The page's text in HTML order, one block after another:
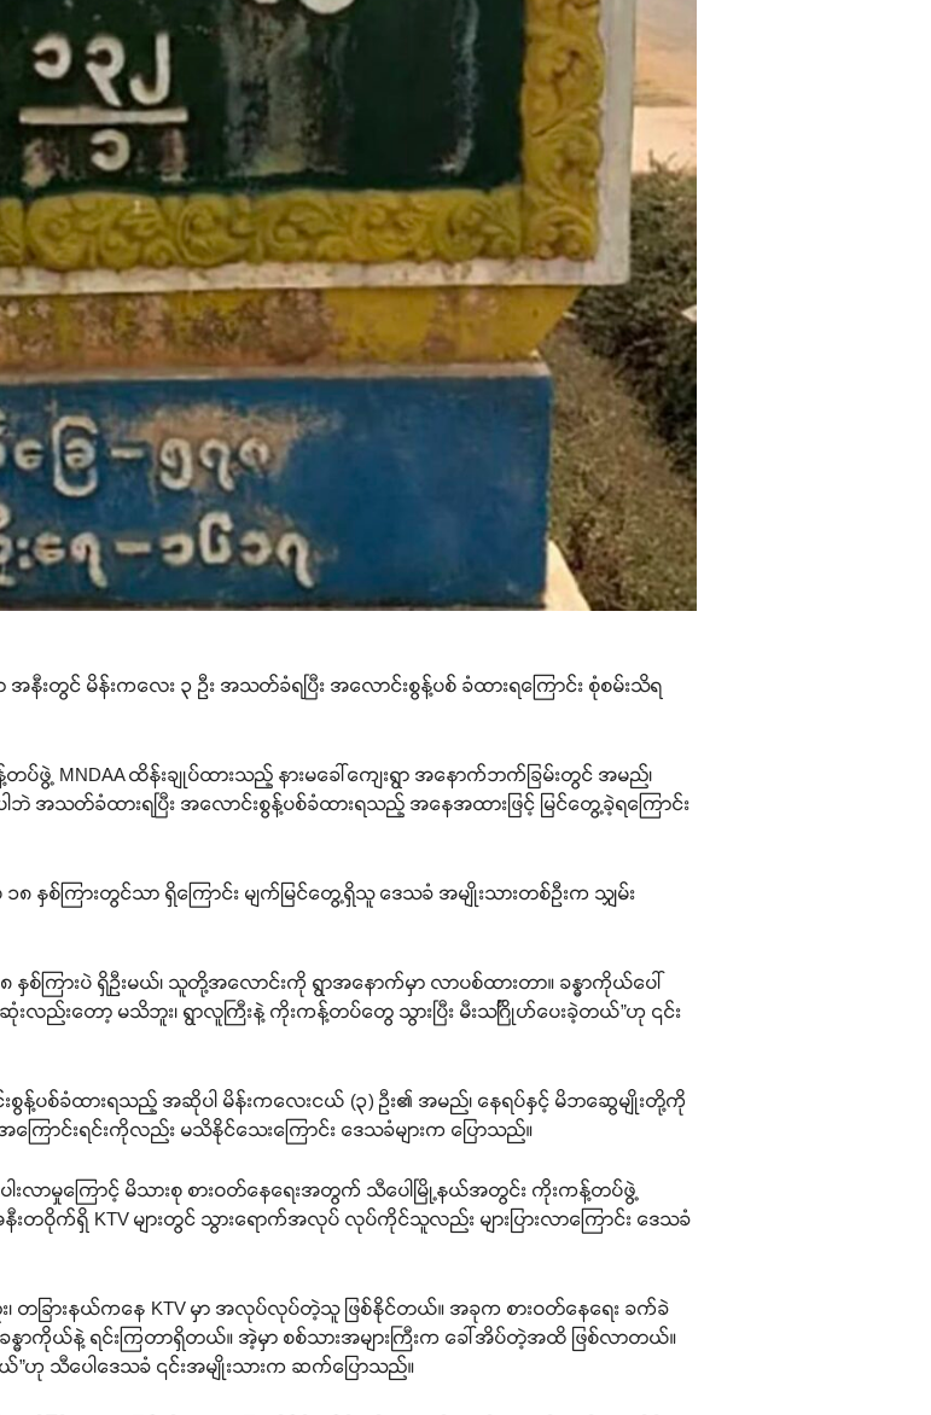
အနီးတွင် မိန်းကလေး ၃ ဦး အသတ်ခံရပြီး အလောင်းစွန့်ပစ် ခံထားရကြောင်း စုံစမ်းသိရ
ဖွဲ့ MNDAA ထိန်းချုပ်ထားသည့် နားမခေါ်ကျေးရွာ အနောက်ဘက်ခြမ်းတွင် အမည်၊
အသတ်ခံထားရပြီး အလောင်းစွန့်ပစ်ခံထားရသည့် အနေအထားဖြင့် မြင်တွေ့ခဲ့ရကြောင်း
ကြားတွင်သာ ရှိကြောင်း မျက်မြင်တွေ့ရှိသူ ဒေသခံ အမျိုးသားတစ်ဦးက သျှမ်း
ြားပဲ ရှိဦးမယ်၊ သူတို့အလောင်းကို ရွာအနောက်မှာ လာပစ်ထားတာ။ ခန္ဓာကိုယ်ပေါ်
းတော့ မသိဘူး၊ ရွာလူကြီးနဲ့ ကိုးကန့်တပ်တွေ သွားပြီး မီးသင်္ဂြိုဟ်ပေးခဲ့တယ်”ဟု ၎င်း
းစွန့်ပစ်ခံထားရသည့် အဆိုပါ မိန်းကလေးငယ် (၃) ဦး၏ အမည်၊ နေရပ်နှင့် မိဘဆွေမျိုးတို့ကို
ာင်းရင်းကိုလည်း မသိနိုင်သေးကြောင်း ဒေသခံများက ပြောသည်။
းလာမှုကြောင့် မိသားစု စားဝတ်နေရေးအတွက် သီပေါမြို့နယ်အတွင်း ကိုးကန့်တပ်ဖွဲ့
းတဝိုက်ရှိ KTV များတွင် သွားရောက်အလုပ် လုပ်ကိုင်သူလည်း များပြားလာကြောင်း ဒေသခံ
ခြားနယ်ကနေ KTV မှာ အလုပ်လုပ်တဲ့သူ ဖြစ်နိုင်တယ်။ အခုက စားဝတ်နေရေး ခက်ခဲ
ကိုယ်နဲ့ ရင်းကြတာရှိတယ်။ အဲ့မှာ စစ်သားအများကြီးက ခေါ်အိပ်တဲ့အထိ ဖြစ်လာတယ်။
ဟု သီပေါဒေသခံ ၎င်းအမျိုးသားက ဆက်ပြောသည်။